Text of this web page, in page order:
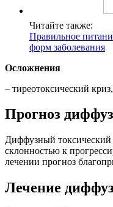
Читайте также:
Правильное
форм заболевания
Осложнения
– тиреотоксический
Прогноз
Диффузный токсический
склонностью к
лечении прогноз
Лечение